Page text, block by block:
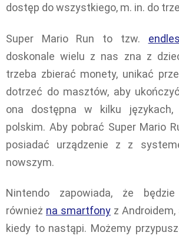
dostęp do wszystkiego, m. in. do
Super Mario Run to tzw.
doskonale wielu z nas zna z
trzeba zbierać monety, unikać
dotrzeć do masztów, aby
ona dostępna w kilku
polskim. Aby pobrać Super Mario
posiadać urządzenie z z
nowszym.
Nintendo zapowiada, że
również na smartfony z
kiedy to nastąpi. Możemy